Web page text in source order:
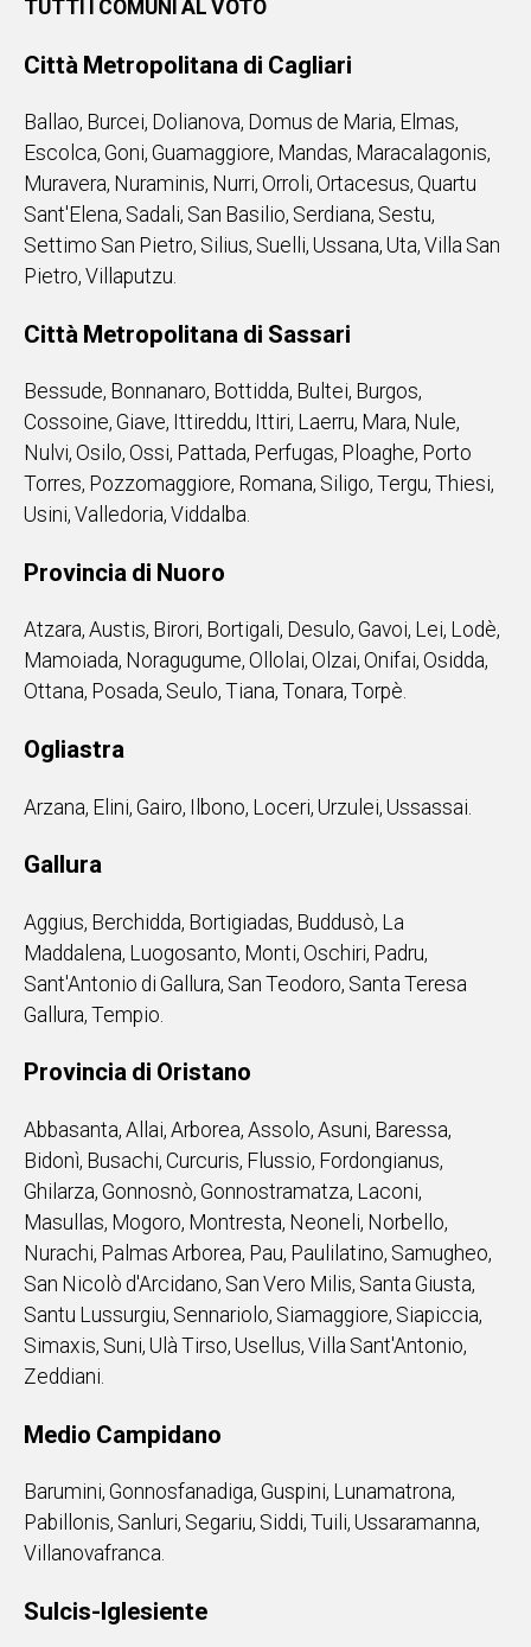
TUTTI I COMUNI AL VOTO
Città Metropolitana di Cagliari
Ballao, Burcei, Dolianova, Domus de Maria, Elmas,
Escolca, Goni, Guamaggiore, Mandas, Maracalagonis,
Muravera, Nuraminis, Nurri, Orroli, Ortacesus, Quartu
Sant'Elena, Sadali, San Basilio, Serdiana, Sestu,
Settimo San Pietro, Silius, Suelli, Ussana, Uta, Villa San
Pietro, Villaputzu.
Città Metropolitana di Sassari
Bessude, Bonnanaro, Bottidda, Bultei, Burgos,
Cossoine, Giave, Ittireddu, Ittiri, Laerru, Mara, Nule,
Nulvi, Osilo, Ossi, Pattada, Perfugas, Ploaghe, Porto
Torres, Pozzomaggiore, Romana, Siligo, Tergu, Thiesi,
Usini, Valledoria, Viddalba.
Provincia di Nuoro
Atzara, Austis, Birori, Bortigali, Desulo, Gavoi, Lei, Lodè,
Mamoiada, Noragugume, Ollolai, Olzai, Onifai, Osidda,
Ottana, Posada, Seulo, Tiana, Tonara, Torpè.
Ogliastra
Arzana, Elini, Gairo, Ilbono, Loceri, Urzulei, Ussassai.
Gallura
Aggius, Berchidda, Bortigiadas, Buddusò, La
Maddalena, Luogosanto, Monti, Oschiri, Padru,
Sant'Antonio di Gallura, San Teodoro, Santa Teresa
Gallura, Tempio.
Provincia di Oristano
Abbasanta, Allai, Arborea, Assolo, Asuni, Baressa,
Bidonì, Busachi, Curcuris, Flussio, Fordongianus,
Ghilarza, Gonnosnò, Gonnostramatza, Laconi,
Masullas, Mogoro, Montresta, Neoneli, Norbello,
Nurachi, Palmas Arborea, Pau, Paulilatino, Samugheo,
San Nicolò d'Arcidano, San Vero Milis, Santa Giusta,
Santu Lussurgiu, Sennariolo, Siamaggiore, Siapiccia,
Simaxis, Suni, Ulà Tirso, Usellus, Villa Sant'Antonio,
Zeddiani.
Medio Campidano
Barumini, Gonnosfanadiga, Guspini, Lunamatrona,
Pabillonis, Sanluri, Segariu, Siddi, Tuili, Ussaramanna,
Villanovafranca.
Sulcis-Iglesiente